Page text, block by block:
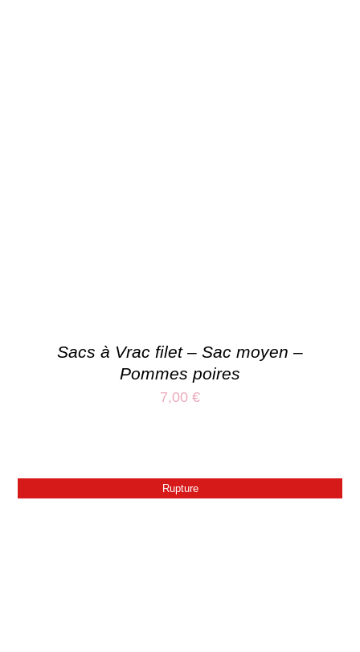
Sacs à Vrac filet – Sac moyen –
Pommes poires
7,00 €
Rupture